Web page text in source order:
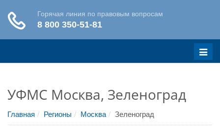
Меню
УФМС Москва, Зеленоград
Главная Регионы Москва Зеленоград